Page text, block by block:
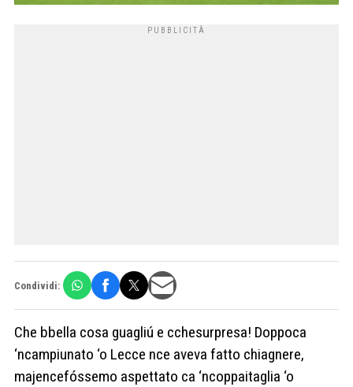
Condividi:
Che bbella cosa guagliú e cchesurpresa! Doppoca
‘ncampiunato ‘o Lecce nce aveva fatto chiagnere,
majencefóssemo aspettato ca ‘ncoppaitaglia ‘o